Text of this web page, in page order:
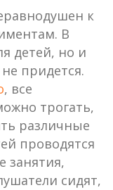
к
В
детей, но и
придется.
, все
трогать,
различные
проводятся
занятия,
сидят,